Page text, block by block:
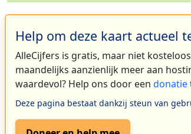
Help om deze kaart actueel
AlleCijfers is gratis, maar niet
maandelijks aanzienlijk meer aan
waardevol? Help ons door een donatie
Deze pagina bestaat dankzij steun van